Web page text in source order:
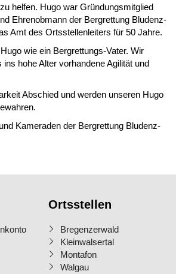
helfen. Hugo war Gründungsmitglied
Ehrenobmann der Bergrettung Bludenz-
Amt des Ortsstellenleiters für 50 Jahre.
wie ein Bergrettungs-Vater. Wir
ins hohe Alter vorhandene Agilität und
Abschied und werden unseren Hugo
Kameraden der Bergrettung Bludenz-
Ortsstellen
Bregenzerwald
Kleinwalsertal
Montafon
Walgau